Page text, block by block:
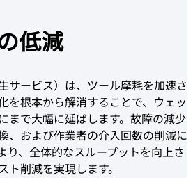
低減
サービス）は、ツール摩耗を加速さ
を根本から解消することで、ウェッ
まで大幅に延ばします。故障の減少
、および作業者の介入回数の削減に
り、全体的なスループットを向上さ
削減を実現します。